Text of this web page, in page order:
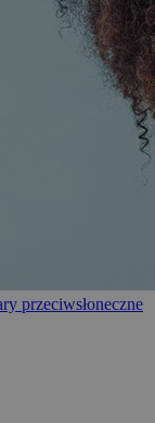
przeciwsłoneczne